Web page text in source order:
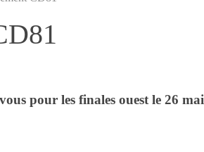
pour les finales ouest le 26